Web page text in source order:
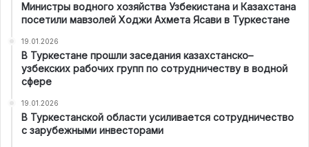
Министры водного хозяйства Узбекистана и Казахстана
посетили мавзолей Ходжи Ахмета Ясави в Туркестане
19.01.2026
В Туркестане прошли заседания казахстанско–
узбекских рабочих групп по сотрудничеству в водной
сфере
19.01.2026
В Туркестанской области усиливается сотрудничество
с зарубежными инвесторами